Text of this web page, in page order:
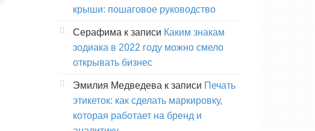
крыши: пошаговое руководство
Серафима к записи Каким знакам
зодиака в 2022 году можно смело
открывать бизнес
Эмилия Медведева к записи Печать
этикеток: как сделать маркировку,
которая работает на бренд и